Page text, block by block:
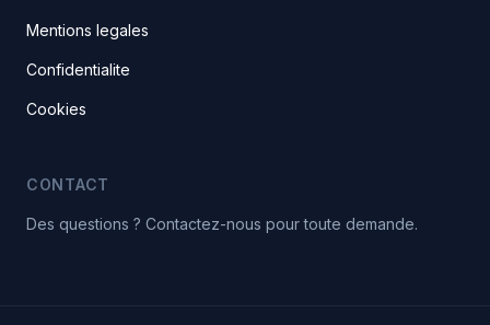
Mentions legales
Confidentialite
Cookies
CONTACT
Des questions ? Contactez-nous pour toute demande.